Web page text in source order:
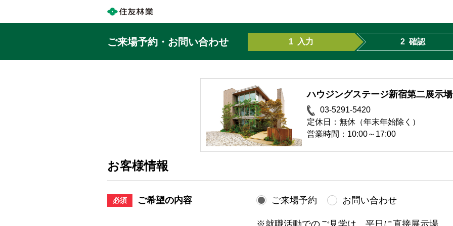
ご来場予約・お問い合わせ 1 入力 2 確認
ハウジングステージ新宿第二展示場
03-5291-5420
定休日：無休（年末年始除く）
営業時間：10:00～17:00
お客様情報
ご希望の内容
必須 ご来場予約 お問い合わせ